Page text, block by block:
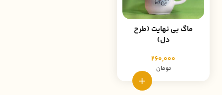
ماگ بی نهایت (طرح
دل)
260,000
تومان